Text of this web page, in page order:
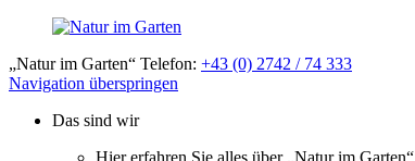
„Natur im Garten“ Telefon: +43 (0) 2742 / 74 333
Navigation überspringen
Das sind wir
Hier erfahren Sie alles über „Natur im Garten“